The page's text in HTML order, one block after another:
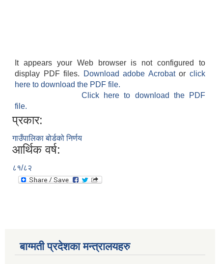
It appears your Web browser is not configured to
display PDF files.
Download adobe Acrobatorclick
here to download the PDF file.
Click here to download the PDF
file.
प्रकार:
गाउँपालिका बोर्डको निर्णय
आर्थिक वर्ष:
८१/८२
बाग्मती प्रदेशका मन्त्रालयहरु